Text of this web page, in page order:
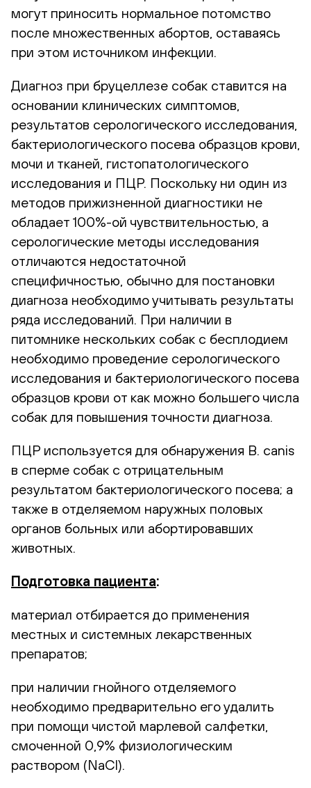
могут приносить нормальное потомство
после множественных абортов, оставаясь
при этом источником инфекции.
Диагноз при бруцеллезе собак ставится на
основании клинических симптомов,
результатов серологического исследования,
бактериологического посева образцов крови,
мочи и тканей, гистопатологического
исследования и ПЦР. Поскольку ни один из
методов прижизненной диагностики не
обладает 100%-ой чувствительностью, а
серологические методы исследования
отличаются недостаточной
специфичностью, обычно для постановки
диагноза необходимо учитывать результаты
ряда исследований. При наличии в
питомнике нескольких собак с бесплодием
необходимо проведение серологического
исследования и бактериологического посева
образцов крови от как можно большего числа
собак для повышения точности диагноза.
ПЦР используется для обнаружения B. canis
в сперме собак с отрицательным
результатом бактериологического посева; а
также в отделяемом наружных половых
органов больных или абортировавших
животных.
Подготовка пациента:
материал отбирается до применения
местных и системных лекарственных
препаратов;
при наличии гнойного отделяемого
необходимо предварительно его удалить
при помощи чистой марлевой салфетки,
смоченной 0,9% физиологическим
раствором (NaCl).